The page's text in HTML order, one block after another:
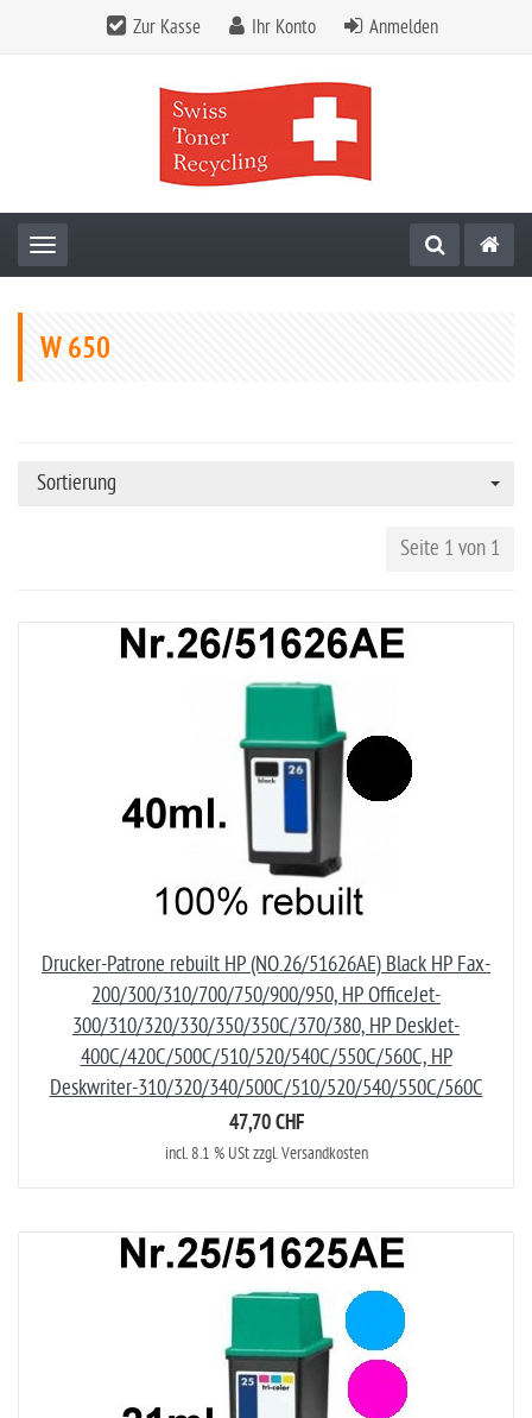
Zur Kasse Ihr Konto Anmelden
Toggle navigation
W 650
Sortierung
Seite 1 von 1
Drucker-Patrone rebuilt HP (NO.26/51626AE) Black HP Fax-
200/300/310/700/750/900/950, HP OfficeJet-
300/310/320/330/350/350C/370/380, HP DeskJet-
400C/420C/500C/510/520/540C/550C/560C, HP
Deskwriter-310/320/340/500C/510/520/540/550C/560C
47,70 CHF
incl. 8.1 % USt zzgl. Versandkosten